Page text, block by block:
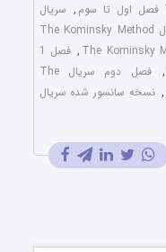
, سریال
سریال The Kominsky Method
,
فصل 1
,
فصل دوم سریال The
, نسخه سانسور شده سریال